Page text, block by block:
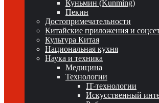
Куньмин (Kunming)
Пекин
Достопримечательности
Китайские приложения и
Культура Китая
Национальная кухня
Наука и техника
Медицина
Технологии
IT-технологии
Искусственный